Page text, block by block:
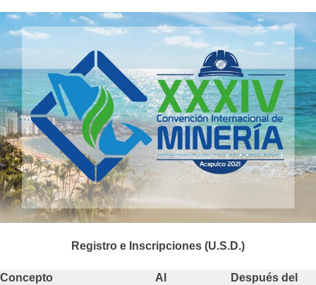
Registro e Inscripciones (U.S.D.)
Concepto
Al
Después del